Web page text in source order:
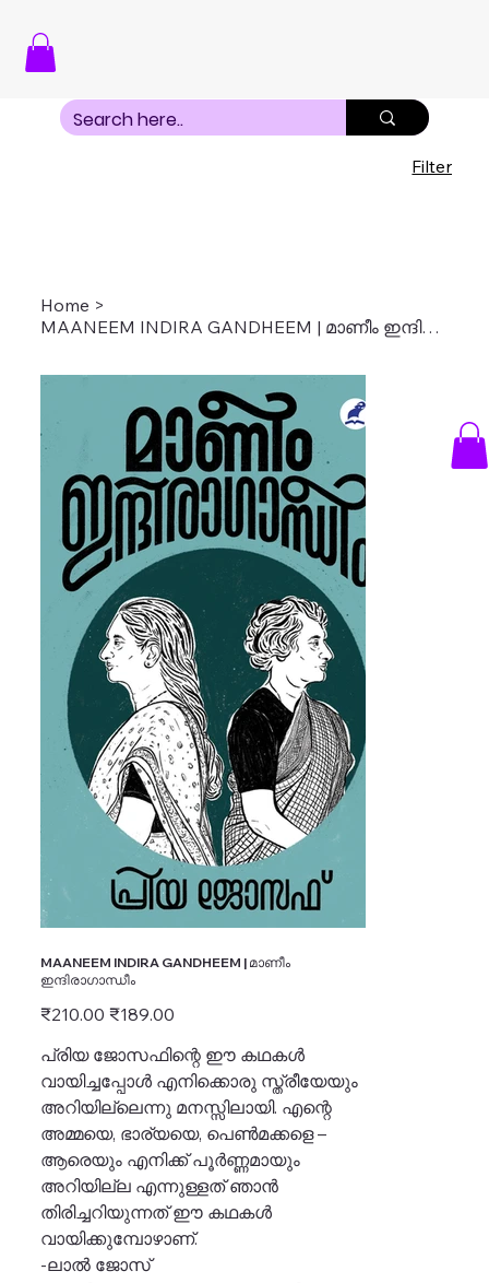
Home >
MAANEEM INDIRA GANDHEEM | മാണീം ഇന്ദിരാഗാന്ധീം
MAANEEM INDIRA GANDHEEM | മാണീം
ഇന്ദിരാഗാന്ധീം
Original
price
₹210.00 Sale
price
₹189.00
പ്രിയ ജോസഫിന്റെ ഈ കഥകള്‍
വായിച്ചപ്പോള്‍ എനിക്കൊരു സ്ത്രീയേയും
അറിയില്ലെന്നു മനസ്സിലായി. എന്റെ
അമ്മയെ, ഭാര്യയെ, പെണ്‍മക്കളെ –
ആരെയും എനിക്ക് പൂര്‍ണ്ണമായും
അറിയില്ല എന്നുള്ളത് ഞാന്‍
തിരിച്ചറിയുന്നത് ഈ കഥകള്‍
വായിക്കുമ്പോഴാണ്.
-ലാല്‍ ജോസ്
Filter